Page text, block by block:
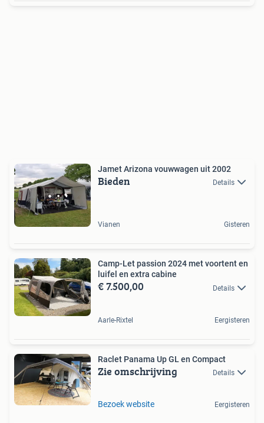
Jamet Arizona vouwwagen uit 2002
Bieden Details
Vianen Gisteren
Camp-Let passion 2024 met voortent en
luifel en extra cabine
€ 7.500,00 Details
Aarle-Rixtel Eergisteren
Raclet Panama Up GL en Compact
Zie omschrijving Details
Bezoek website Eergisteren